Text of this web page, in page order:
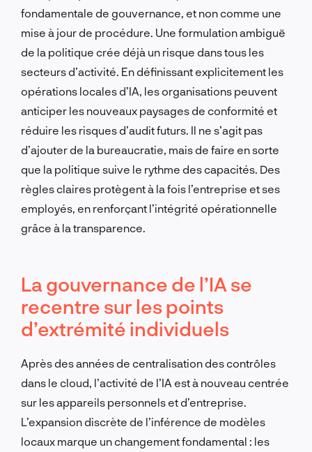
fondamentale de gouvernance, et non comme une
mise à jour de procédure. Une formulation ambiguë
de la politique crée déjà un risque dans tous les
secteurs d’activité. En définissant explicitement les
opérations locales d’IA, les organisations peuvent
anticiper les nouveaux paysages de conformité et
réduire les risques d’audit futurs. Il ne s’agit pas
d’ajouter de la bureaucratie, mais de faire en sorte
que la politique suive le rythme des capacités. Des
règles claires protègent à la fois l’entreprise et ses
employés, en renforçant l’intégrité opérationnelle
grâce à la transparence.
La gouvernance de l’IA se
recentre sur les points
d’extrémité individuels
Après des années de centralisation des contrôles
dans le cloud, l’activité de l’IA est à nouveau centrée
sur les appareils personnels et d’entreprise.
L’expansion discrète de l’inférence de modèles
locaux marque un changement fondamental : les